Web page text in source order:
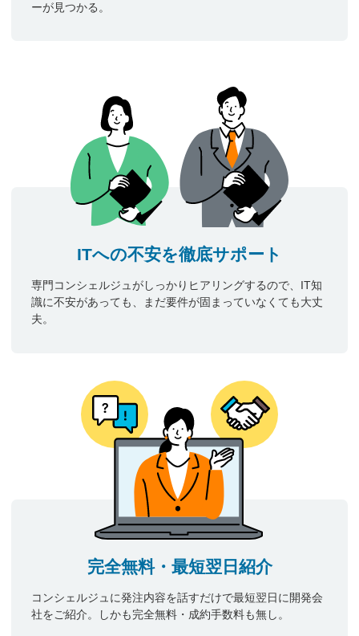
ーが見つかる。
ITへの不安を徹底サポート
専門コンシェルジュがしっかりヒアリングするので、IT知
識に不安があっても、まだ要件が固まっていなくても大丈
夫。
完全無料・最短翌日紹介
コンシェルジュに発注内容を話すだけで最短翌日に開発会
社をご紹介。しかも完全無料・成約手数料も無し。